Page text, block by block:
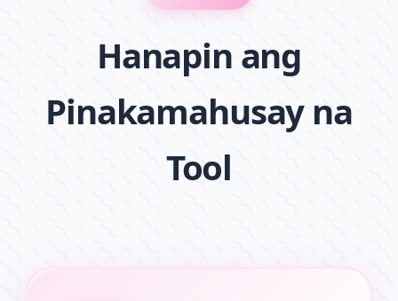
Hanapin ang
Pinakamahusay na
Tool